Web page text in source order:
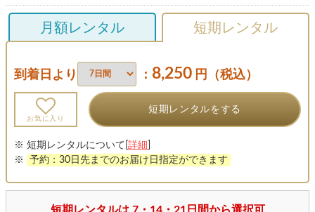
月額レンタル 短期レンタル
到着日より ： 8,250 円（税込）
お気に入り
短期レンタルをする
※ 短期レンタルについて[ 詳細
※
予約：30日先までのお届け日指定ができます
短期レンタルは 7・14・21日間から選択可